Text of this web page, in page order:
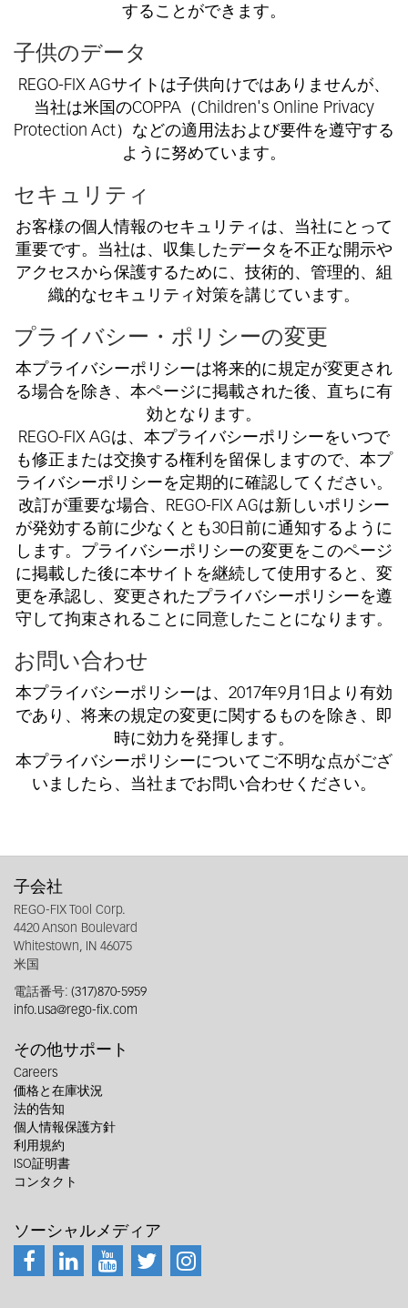
することができます。
子供のデータ
REGO-FIX AGサイトは子供向けではありませんが、
当社は米国のCOPPA（Children's Online Privacy
Protection Act）などの適用法および要件を遵守する
ように努めています。
セキュリティ
お客様の個人情報のセキュリティは、当社にとって
重要です。当社は、収集したデータを不正な開示や
アクセスから保護するために、技術的、管理的、組
織的なセキュリティ対策を講じています。
プライバシー・ポリシーの変更
本プライバシーポリシーは将来的に規定が変更され
る場合を除き、本ページに掲載された後、直ちに有
効となります。
REGO-FIX AGは、本プライバシーポリシーをいつで
も修正または交換する権利を留保しますので、本プ
ライバシーポリシーを定期的に確認してください。
改訂が重要な場合、REGO-FIX AGは新しいポリシー
が発効する前に少なくとも30日前に通知するように
します。プライバシーポリシーの変更をこのページ
に掲載した後に本サイトを継続して使用すると、変
更を承認し、変更されたプライバシーポリシーを遵
守して拘束されることに同意したことになります。
お問い合わせ
本プライバシーポリシーは、2017年9月1日より有効
であり、将来の規定の変更に関するものを除き、即
時に効力を発揮します。
本プライバシーポリシーについてご不明な点がござ
いましたら、当社までお問い合わせください。
子会社
REGO-FIX Tool Corp.
4420 Anson Boulevard
Whitestown, IN 46075
米国
電話番号: (317)870-5959
info.usa@rego-fix.com
その他サポート
Careers
価格と在庫状況
法的告知
個人情報保護方針
利用規約
ISO証明書
コンタクト
ソーシャルメディア